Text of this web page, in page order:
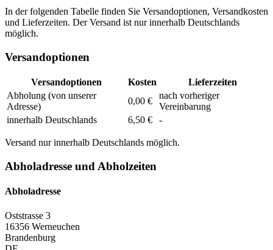
In der folgenden Tabelle finden Sie Versandoptionen, Versandkosten
und Lieferzeiten. Der Versand ist nur innerhalb Deutschlands
möglich.
Versandoptionen
Versandoptionen Kosten
Lieferzeiten
Abholung (von unserer
Adresse)
0,00 €
nach vorheriger
Vereinbarung
innerhalb Deutschlands
6,50 € -
Versand nur innerhalb Deutschlands möglich.
Abholadresse und Abholzeiten
Abholadresse
Oststrasse 3
16356 Werneuchen
Brandenburg